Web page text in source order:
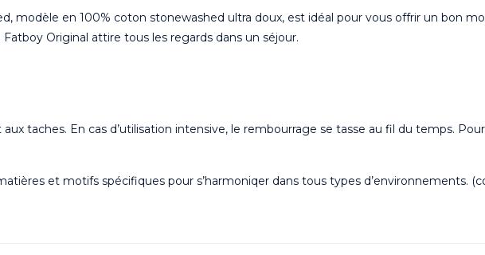
modèle en 100% coton stonewashed ultra doux, est idéal pour vous offrir un bon
Original attire tous les regards dans un séjour.
aux taches. En cas d’utilisation intensive, le rembourrage se tasse au fil du temps.
et motifs spécifiques pour s’harmoniqer dans tous types d’environnements.